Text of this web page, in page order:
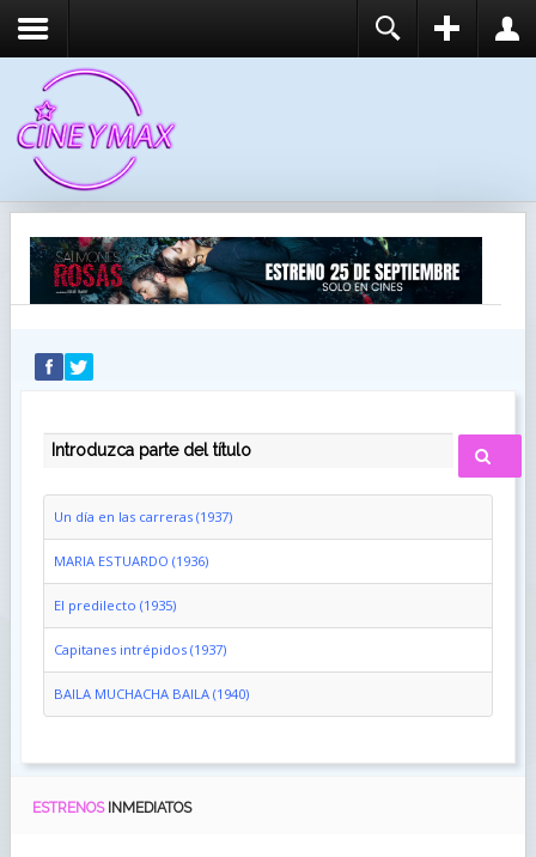
RECUÉRDEME
IDENTIFICARSE
INTRODUZCA PARTE DEL TÍTULO
Un día en las carreras (1937)
MARIA ESTUARDO (1936)
El predilecto (1935)
Capitanes intrépidos (1937)
BAILA MUCHACHA BAILA (1940)
ESTRENOS INMEDIATOS